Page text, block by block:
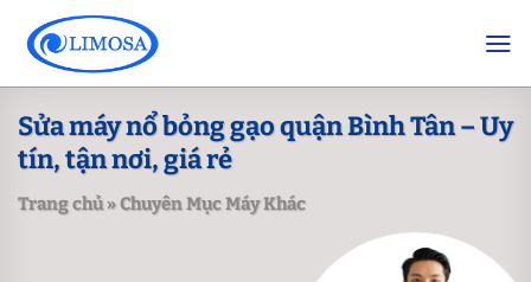
content
Sửa máy nổ bỏng gạo quận Bình Tân – Uy
tín, tận nơi, giá rẻ
Trang chủ»Chuyên Mục Máy Khác